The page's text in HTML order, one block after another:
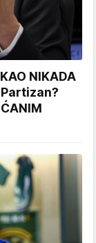
NIKADA